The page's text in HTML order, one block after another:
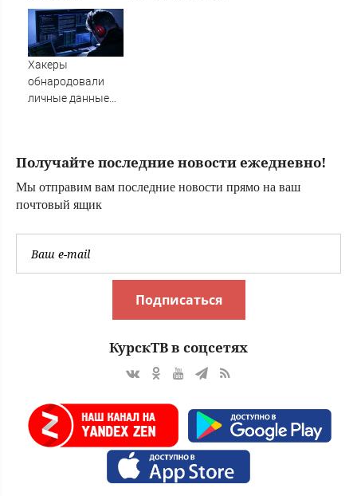
мошенников
изощренным
способом
Хакеры
обнародовали
личные данные
Новости на
Получайте последние новости ежедневно!
Мы отправим вам последние новости прямо на ваш
почтовый ящик
Подписаться
КурскТВ в соцсетях